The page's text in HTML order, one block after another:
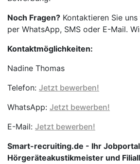
Noch Fragen? Kontaktieren Sie
per WhatsApp, SMS oder E-Mail.
Kontaktmöglichkeiten:
Nadine Thomas
Telefon: Jetzt bewerben!
WhatsApp: Jetzt bewerben!
E-Mail: Jetzt bewerben!
Smart-recruiting.de - Ihr
Hörgeräteakustikmeister und